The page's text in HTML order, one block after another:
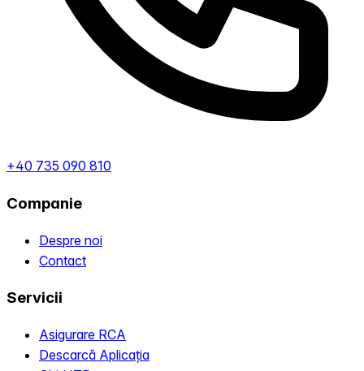
+40 735 090 810
Companie
Despre noi
Contact
Servicii
Asigurare RCA
Descarcă Aplicația